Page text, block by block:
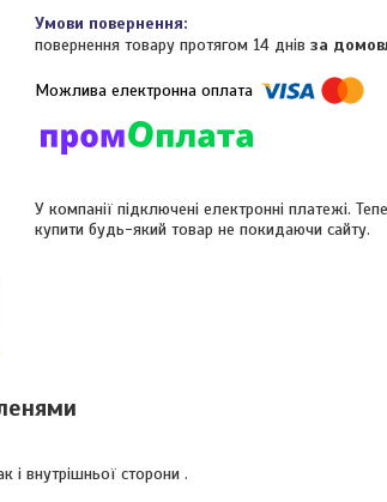
повернення товару протягом 14 днів за
У компанії підключені електронні платежі.
купити будь-який товар не покидаючи сайту.
і внутрішньої сторони .